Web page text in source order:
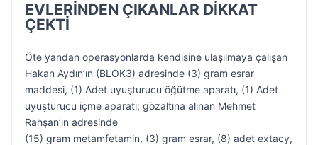
EVLERİNDEN ÇIKANLAR DİKKAT
ÇEKTİ
Öte yandan operasyonlarda kendisine ulaşılmaya çalışan
Hakan Aydın’ın (BLOK3) adresinde (3) gram esrar
maddesi, (1) Adet uyuşturucu öğütme aparatı, (1) Adet
uyuşturucu içme aparatı; gözaltına alınan Mehmet
Rahşan’ın adresinde
(15) gram metamfetamin, (3) gram esrar, (8) adet extacy,